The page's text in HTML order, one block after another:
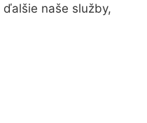
naše služby,